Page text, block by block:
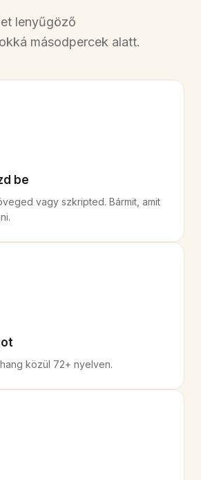
lenyűgöző
másodpercek alatt.
be
vagy szkripted. Bármit, amit
közül 72+ nyelven.